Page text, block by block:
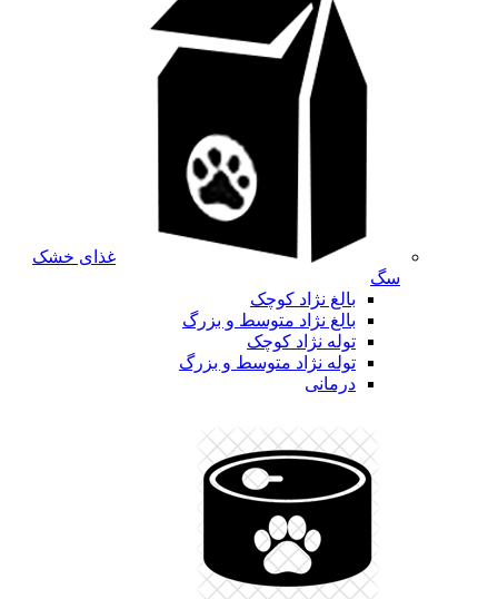
غذای خشک
سگ
بالغ نژاد کوچک
بالغ نژاد متوسط و بزرگ
توله نژاد کوچک
توله نژاد متوسط و بزرگ
درمانی